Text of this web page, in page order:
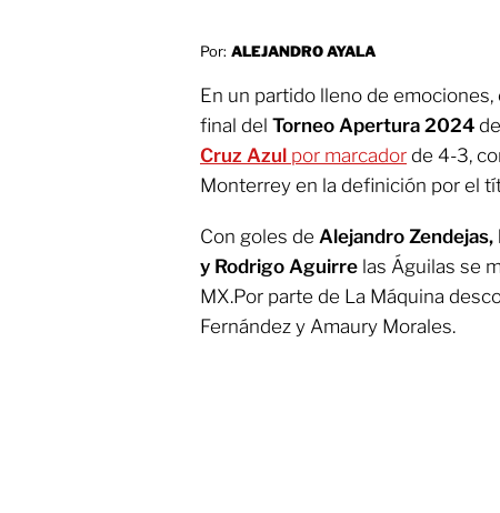
Por: ALEJANDRO AYALA
En un partido lleno de emociones,
final del Torneo Apertura 2024
Cruz Azul por marcador de 4-3,
Monterrey en la definición por el
Con goles de Alejandro Zendejas,
y Rodrigo Aguirre las Águilas se
MX.Por parte de La Máquina
Fernández y Amaury Morales.